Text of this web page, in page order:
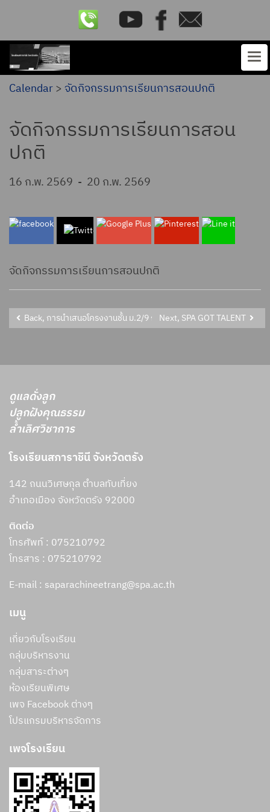
Calendar> จัดกิจกรรมการเรียนการสอนปกติ
จัดกิจกรรมการเรียนการสอน
ปกติ
16 ก.พ. 2569 - 20 ก.พ. 2569
จัดกิจกรรมการเรียนการสอนปกติ
Back, การนำเสนอโครงงานชั้น ม.2/9 การนำเสนอโครงงานชั้น ม.5/10
Next, SPA GOT TALENT
ดูแลดั่งลูก
ปลูกฝังคุณธรรม
ล้ำเลิศวิชาการ
โรงเรียนสภาราชินี จังหวัดตรัง
142 ถนนวิเศษกุล ตำบลทับเที่ยง
อำเภอเมือง จังหวัดตรัง 92000
ติดต่อ
โทรศัพท์ : 075210792
โทรสาร : 075210792
E-mail : saparachineetrang@spa.ac.th
เมนู
เกี่ยวกับโรงเรียน
กลุ่มบริหารงาน
กลุ่มสาระต่างๆ
ห้องเรียนพิเศษ
เพจ Facebook ต่างๆ
โปรแกรมบริหารจัดการ
เพจโรงเรียน